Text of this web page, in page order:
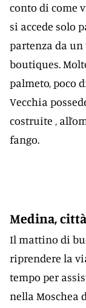
conto di come
si accede solo
partenza da
boutiques.
palmeto, poco
Vecchia
costruite ,
fango.
Medina,
Il mattino di
riprendere la
tempo per
nella Moschea